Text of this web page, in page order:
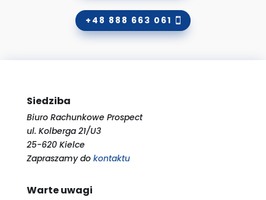
+48 888 663 061
Siedziba
Biuro Rachunkowe Prospect
ul. Kolberga 21/U3
25-620 Kielce
Zapraszamy do kontaktu
Warte uwagi